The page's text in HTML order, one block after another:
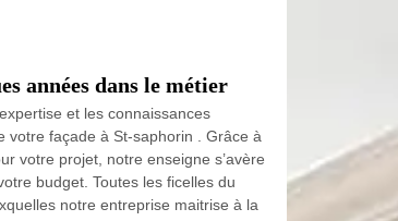
années dans le métier
et les connaissances
votre façade à St-saphorin . Grâce à
votre projet, notre enseigne s’avère
budget. Toutes les ficelles du
notre entreprise maitrise à la